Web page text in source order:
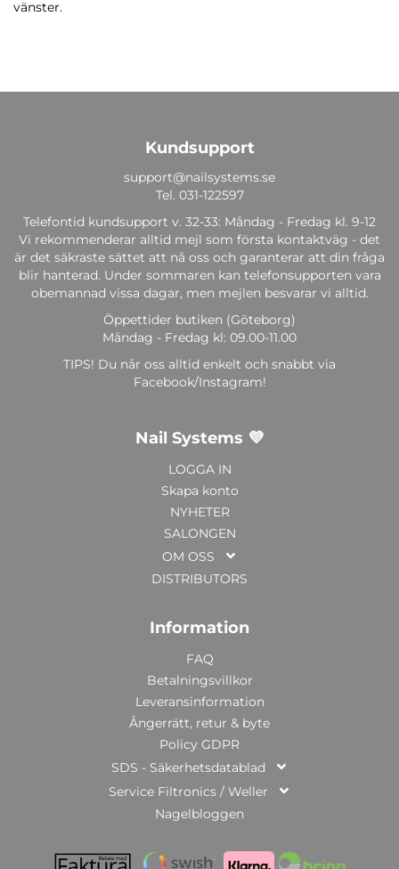
vänster.
Kundsupport
support@nailsystems.se
Tel. 031-122597
Telefontid kundsupport v. 32-33: Måndag - Fredag kl. 9-12
Vi rekommenderar alltid mejl som första kontaktväg - det
är det säkraste sättet att nå oss och garanterar att din fråga
blir hanterad. Under sommaren kan telefonsupporten vara
obemannad vissa dagar, men mejlen besvarar vi alltid.
Öppettider butiken (Göteborg)
Måndag - Fredag kl: 09.00-11.00
TIPS! Du når oss alltid enkelt och snabbt via
Facebook/Instagram!
Nail Systems 💜
LOGGA IN
Skapa konto
NYHETER
SALONGEN
OM OSS
DISTRIBUTORS
Information
FAQ
Betalningsvillkor
Leveransinformation
Ångerrätt, retur & byte
Policy GDPR
SDS - Säkerhetsdatablad
Service Filtronics / Weller
Nagelbloggen